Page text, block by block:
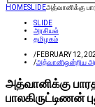
HOMESLIDEஅத்வானிக்கு
SLIDE
அரசியல்
தமிழகம்
/FEBRUARY 12,
/அத்வானிஒன்றிய
அத்வானிக்கு
பாலகிருட்டிணன்